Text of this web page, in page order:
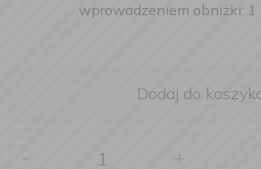
wprowadzeniem obniżki: 1
Dodaj do
+